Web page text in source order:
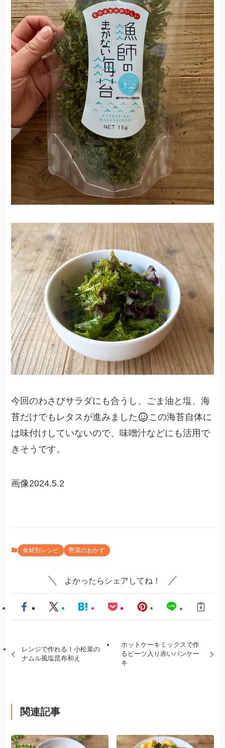
今回のわさびサラダにも合うし、ごま油と塩、海
苔だけでもレタスが進みました
この海苔自体に
は味付けしていないので、味噌汁などにも活用で
きそうです。
画像2024.5.2
食材別レシピ 野菜のおかず
よかったらシェアしてね！
レンジで作れる！小松菜の
ナムル風塩昆布和え
ホットケーキミックスで作
るビーツ入り赤いパンケー
キ
関連記事